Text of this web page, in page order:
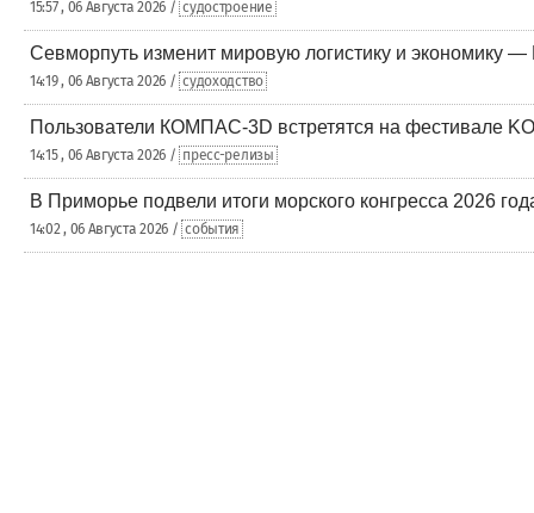
15:57 , 06 Августа 2026 / судостроение
Севморпуть изменит мировую логистику и экономику
14:19 , 06 Августа 2026 / судоходство
Пользователи КОМПАС-3D встретятся на фестивале
14:15 , 06 Августа 2026 / пресс-релизы
В Приморье подвели итоги морского конгресса 2026
14:02 , 06 Августа 2026 / события